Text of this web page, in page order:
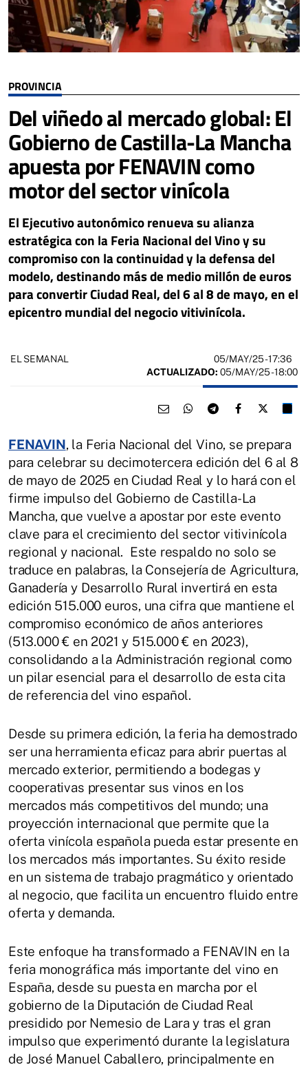
PROVINCIA
Del viñedo al mercado global: El
Gobierno de Castilla-La Mancha
apuesta por FENAVIN como
motor del sector vinícola
El Ejecutivo autonómico renueva su alianza
estratégica con la Feria Nacional del Vino y su
compromiso con la continuidad y la defensa del
modelo, destinando más de medio millón de euros
para convertir Ciudad Real, del 6 al 8 de mayo, en el
epicentro mundial del negocio vitivinícola.
EL SEMANAL 05/MAY/25- 17:36
ACTUALIZADO: 05/MAY/25 - 18:00
FENAVIN, la Feria Nacional del Vino, se prepara
para celebrar su decimotercera edición del 6 al 8
de mayo de 2025 en Ciudad Real y lo hará con el
firme impulso del Gobierno de Castilla-La
Mancha, que vuelve a apostar por este evento
clave para el crecimiento del sector vitivinícola
regional y nacional. Este respaldo no solo se
traduce en palabras, la Consejería de Agricultura,
Ganadería y Desarrollo Rural invertirá en esta
edición 515.000 euros, una cifra que mantiene el
compromiso económico de años anteriores
(513.000 € en 2021 y 515.000 € en 2023),
consolidando a la Administración regional como
un pilar esencial para el desarrollo de esta cita
de referencia del vino español.
Desde su primera edición, la feria ha demostrado
ser una herramienta eficaz para abrir puertas al
mercado exterior, permitiendo a bodegas y
cooperativas presentar sus vinos en los
mercados más competitivos del mundo; una
proyección internacional que permite que la
oferta vinícola española pueda estar presente en
los mercados más importantes. Su éxito reside
en un sistema de trabajo pragmático y orientado
al negocio, que facilita un encuentro fluido entre
oferta y demanda.
Este enfoque ha transformado a FENAVIN en la
feria monográfica más importante del vino en
España, desde su puesta en marcha por el
gobierno de la Diputación de Ciudad Real
presidido por Nemesio de Lara y tras el gran
impulso que experimentó durante la legislatura
de José Manuel Caballero, principalmente en